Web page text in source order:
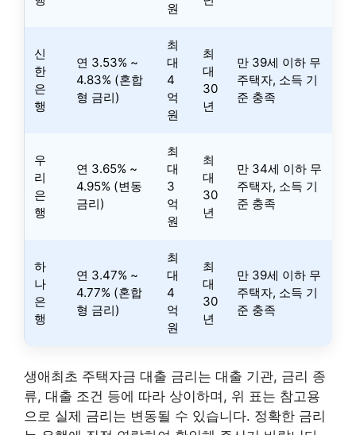
원
신
한
은
행
연 3.53% ~
4.83% (혼합
형 금리)
최
대
4
억
원
최
대
30
년
만 39세 이하 무
주택자, 소득 기
준 충족
우
리
은
행
연 3.65% ~
4.95% (변동
금리)
최
대
3
억
원
최
대
30
년
만 34세 이하 무
주택자, 소득 기
준 충족
하
나
은
행
연 3.47% ~
4.77% (혼합
형 금리)
최
대
4
억
원
최
대
30
년
만 39세 이하 무
주택자, 소득 기
준 충족
생애최초 주택자금 대출 금리는 대출 기관, 금리 종
류, 대출 조건 등에 따라 상이하며, 위 표는 참고용
으로 실제 금리는 변동될 수 있습니다. 정확한 금리